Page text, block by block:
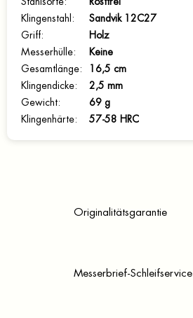
Klingenstahl :
Sandvik 12C27
Griff:
Holz
Messerhülle:
Keine
Gesamtlänge:
16,5 cm
Klingendicke:
2,5 mm
Gewicht:
69 g
Klingenhärte: 57-58 HRC
Originalitätsgarantie
Messerbrief-Schleifservice